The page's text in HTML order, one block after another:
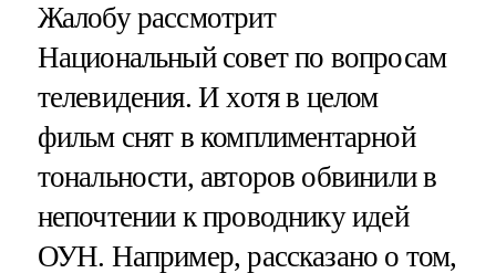
Жалобу рассмотрит
Национальный совет по вопросам
телевидения. И хотя в целом
фильм снят в комплиментарной
тональности, авторов обвинили в
непочтении к проводнику идей
ОУН. Например, рассказано о том,